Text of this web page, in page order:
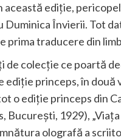
ediţie,
Învierii. Tot
prima traducere din
de colecție ce poartă
ediție princeps, în două
o ediție princeps din
București, 1929),
olografă a